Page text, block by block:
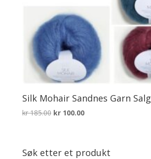
Silk Mohair Sandnes Garn Salg
kr185.00 Opprinnelig
kr100.00Nåværende
Søk etter et produkt